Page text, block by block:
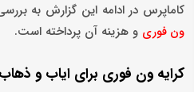
کاماپرس در ادامه این گزارش به
ون فوری و هزینه آن پرداخته است.
کرایه ون فوری برای ایاب و